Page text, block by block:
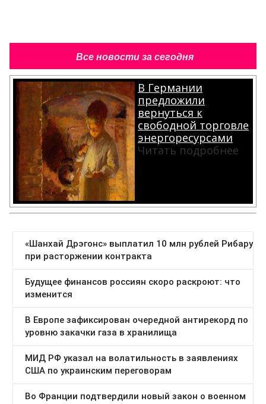
Все новости за сегодня
В Германии
предложили
вернуться к
свободной торговле
энергоресурсами
Читать подробнее